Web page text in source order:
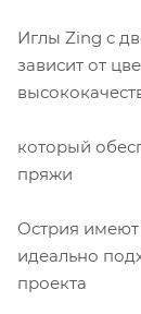
Иглы Zing с
зависит от
который
пряжи
Острия
идеально
проекта